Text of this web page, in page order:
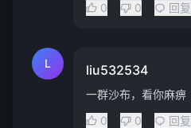
0
0 回复
L liu532534
一群沙布，看你麻痹
0
0 回复